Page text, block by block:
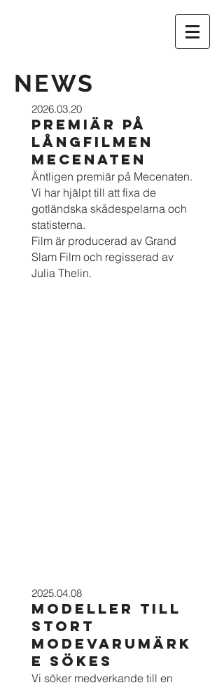
NEWS
2026.03.20
PREMIÄR PÅ
LÅNGFILMEN
MECENATEN
Äntligen premiär på Mecenaten.
Vi har hjälpt till att fixa de
gotländska skådespelarna och
statisterna.
Film är producerad av Grand
Slam Film och regisserad av
Julia Thelin.
2025.04.08
MODELLER TILL
STORT
MODEVARUMÄRK
E SÖKES
Vi söker medverkande till en